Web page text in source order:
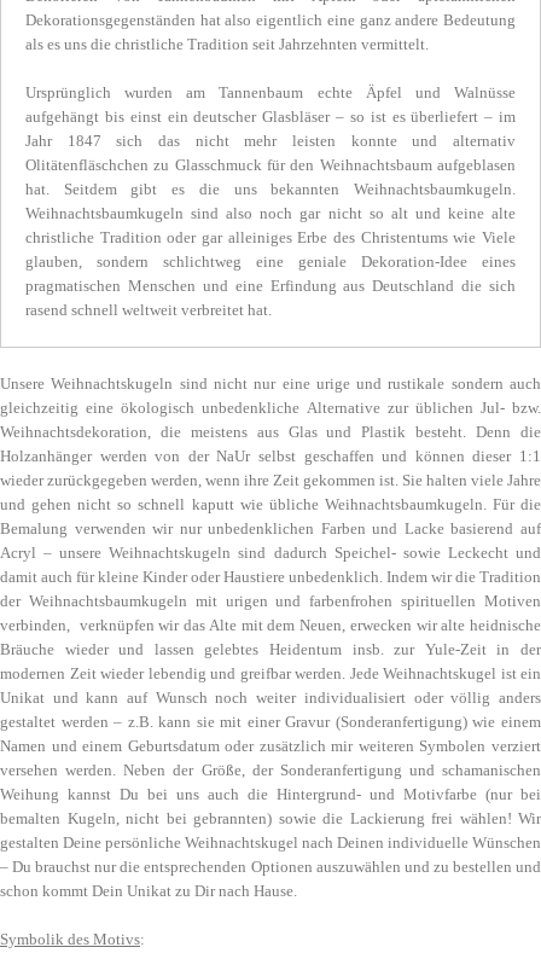
Dekorationsgegenständen hat also eigentlich eine ganz andere Bedeutung
als es uns die christliche Tradition seit Jahrzehnten vermittelt.
Ursprünglich wurden am Tannenbaum echte Äpfel und Walnüsse
aufgehängt bis einst ein deutscher Glasbläser – so ist es überliefert – im
Jahr 1847 sich das nicht mehr leisten konnte und alternativ
Olitätenfläschchen zu Glasschmuck für den Weihnachtsbaum aufgeblasen
hat. Seitdem gibt es die uns bekannten Weihnachtsbaumkugeln.
Weihnachtsbaumkugeln sind also noch gar nicht so alt und keine alte
christliche Tradition oder gar alleiniges Erbe des Christentums wie Viele
glauben, sondern schlichtweg eine geniale Dekoration-Idee eines
pragmatischen Menschen und eine Erfindung aus Deutschland die sich
rasend schnell weltweit verbreitet hat.
Unsere Weihnachtskugeln sind nicht nur eine urige und rustikale sondern auch
gleichzeitig eine ökologisch unbedenkliche Alternative zur üblichen Jul- bzw.
Weihnachtsdekoration, die meistens aus Glas und Plastik besteht. Denn die
Holzanhänger werden von der NaUr selbst geschaffen und können dieser 1:1
wieder zurückgegeben werden, wenn ihre Zeit gekommen ist. Sie halten viele Jahre
und gehen nicht so schnell kaputt wie übliche Weihnachtsbaumkugeln. Für die
Bemalung verwenden wir nur unbedenklichen Farben und Lacke basierend auf
Acryl – unsere Weihnachtskugeln sind dadurch Speichel- sowie Leckecht und
damit auch für kleine Kinder oder Haustiere unbedenklich. Indem wir die Tradition
der Weihnachtsbaumkugeln mit urigen und farbenfrohen spirituellen Motiven
verbinden, verknüpfen wir das Alte mit dem Neuen, erwecken wir alte heidnische
Bräuche wieder und lassen gelebtes Heidentum insb. zur Yule-Zeit in der
modernen Zeit wieder lebendig und greifbar werden. Jede Weihnachtskugel ist ein
Unikat und kann auf Wunsch noch weiter individualisiert oder völlig anders
gestaltet werden – z.B. kann sie mit einer Gravur (Sonderanfertigung) wie einem
Namen und einem Geburtsdatum oder zusätzlich mir weiteren Symbolen verziert
versehen werden. Neben der Größe, der Sonderanfertigung und schamanischen
Weihung kannst Du bei uns auch die Hintergrund- und Motivfarbe (nur bei
bemalten Kugeln, nicht bei gebrannten) sowie die Lackierung frei wählen! Wir
gestalten Deine persönliche Weihnachtskugel nach Deinen individuelle Wünschen
– Du brauchst nur die entsprechenden Optionen auszuwählen und zu bestellen und
schon kommt Dein Unikat zu Dir nach Hause.
Symbolik des Motivs: